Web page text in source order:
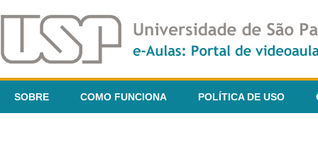
SOBRE COMO FUNCIONA POLÍTICA DE USO